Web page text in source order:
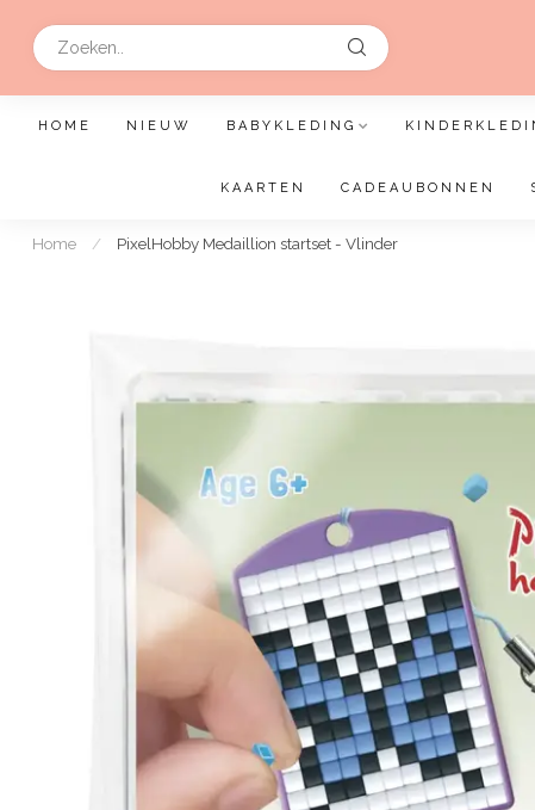
HOME NIEUW BABYKLEDING
KAARTEN CADEAUBONNEN
Home / PixelHobby Medaillion startset - Vlinder